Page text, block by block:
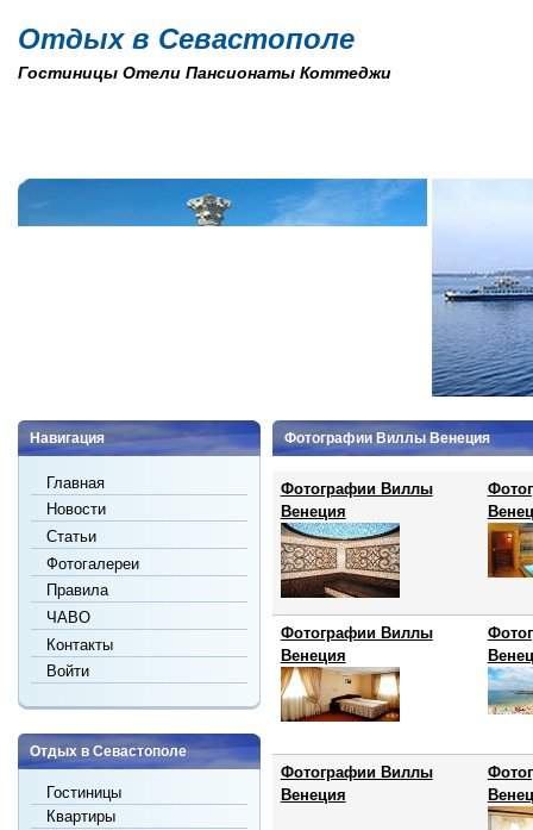
Отдых в Севастополе
Гостиницы Отели Пансионаты Коттеджи
Фотографии Виллы Венеция
Фотографии Виллы
Венеция
Фотографии Виллы
Венеция
Фотографии Виллы
Венеция
Навигация
Главная
Новости
Статьи
Фотогалереи
Правила
ЧАВО
Контакты
Войти
Отдых в Севастополе
Гостиницы
Квартиры